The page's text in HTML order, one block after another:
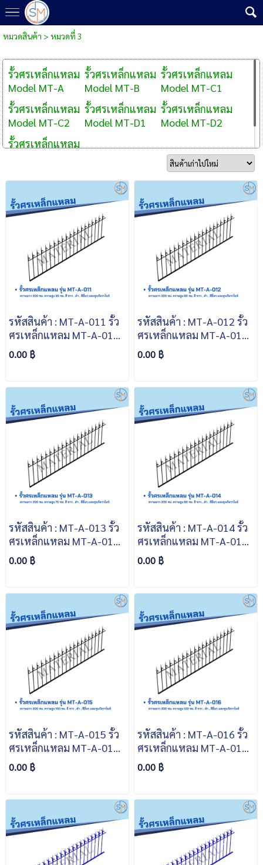
หมวดสินค้า > หมวดที่ 3
รั้วศรเหล็กแหลม
Model MT-A
รั้วศรเหล็กแหลม
Model MT-B
รั้วศรเหล็กแหลม
Model MT-C1
รั้วศรเหล็กแหลม
Model MT-C2
รั้วศรเหล็กแหลม
Model MT-D1
รั้วศรเหล็กแหลม
Model MT-D2
รั้วศรเหล็กแหลม
รหัสสินค้า : MT-A-011 รั้ว
ศรเหล็กแหลม MT-A-011
ความยาว 200 ซม. ความสูง
30 ซม. สีขาว สีดำ สีอื่นๆ
0.00 ฿
รหัสสินค้า : MT-A-012 รั้ว
ศรเหล็กแหลม MT-A-012
ความยาว 200 ซม. ความสูง
60 ซม. สีขาว สีดำ สีอื่นๆ
0.00 ฿
รหัสสินค้า : MT-A-013 รั้ว
ศรเหล็กแหลม MT-A-013
ความยาว 200 ซม. ความสูง
70 ซม. สีขาว สีดำ สีอื่นๆ
0.00 ฿
รหัสสินค้า : MT-A-014 รั้ว
ศรเหล็กแหลม MT-A-014
ความยาว 200 ซม. ความสูง
80 ซม. สีขาว สีดำ สีอื่นๆ
0.00 ฿
รหัสสินค้า : MT-A-015 รั้ว
ศรเหล็กแหลม MT-A-015
ความยาว 200 ซม. ความสูง
100 ซม. สีขาว สีดำ สีอื่นๆ
0.00 ฿
รหัสสินค้า : MT-A-016 รั้ว
ศรเหล็กแหลม MT-A-016
ความยาว 200 ซม. ความสูง
120 ซม. สีขาว สีดำ สีอื่นๆ
0.00 ฿